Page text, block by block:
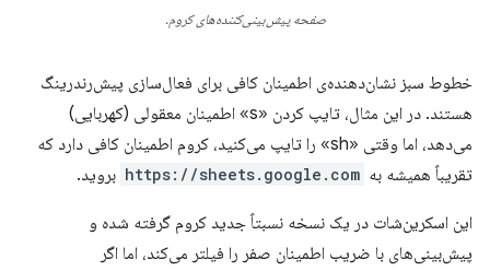
صفحه پیش‌بینی‌کننده‌های کروم.
خطوط سبز نشان‌دهنده‌ی اطمینان کافی برای فعال‌سازی پیش‌رندرینگ
هستند. در این مثال، تایپ کردن «s» اطمینان معقولی (کهربایی)
می‌دهد، اما وقتی «sh» را تایپ می‌کنید، کروم اطمینان کافی دارد که
تقریباً همیشه به https://sheets.google.com بروید.
این اسکرین‌شات در یک نسخه نسبتاً جدید کروم گرفته شده و
پیش‌بینی‌های با ضریب اطمینان صفر را فیلتر می‌کند، اما اگر